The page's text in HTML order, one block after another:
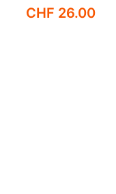
CHF 26.00